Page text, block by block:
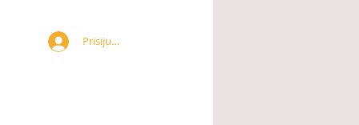
Prisijungti